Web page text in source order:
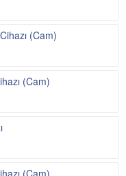
(Cam)
(Cam)
(Cam)